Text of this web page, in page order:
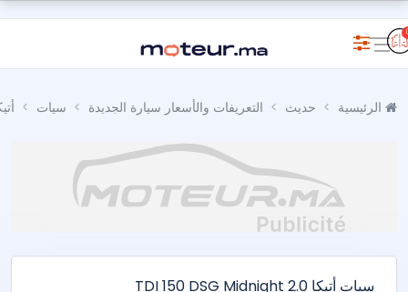
حديث التعريفات والأسعار سيارة الجديدة سيات
سيات أتيكا 2.0 TDI 150 DSG Midnight